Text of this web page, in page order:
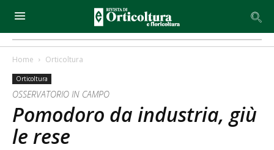
Home Orticoltura
Orticoltura
OSSERVATORIO IN CAMPO
Pomodoro da industria, giù
le rese